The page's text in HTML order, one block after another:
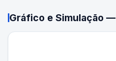
Gráfico e Simulação —